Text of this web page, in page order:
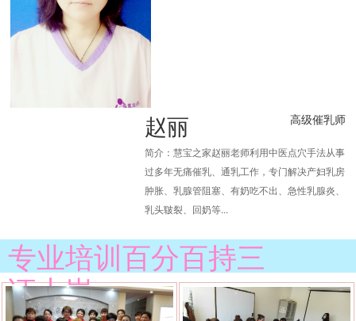
赵丽 高级催乳师
简介：慧宝之家赵丽老师利用中医点穴手法从事
过多年无痛催乳、通乳工作，专门解决产妇乳房
肿胀、乳腺管阻塞、有奶吃不出、急性乳腺炎、
乳头皲裂、回奶等...
专业培训百分百持三
证上岗